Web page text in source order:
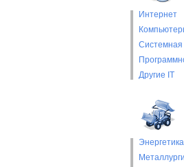
Интернет
Системная
Другие IT
Энергетика